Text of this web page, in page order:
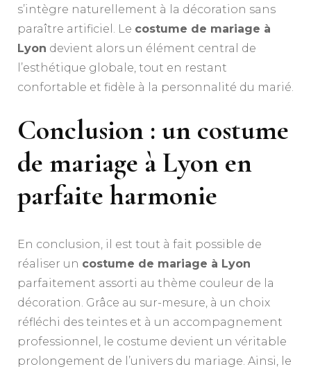
s’intègre naturellement à la décoration sans
paraître artificiel. Le costume de mariage à
Lyon devient alors un élément central de
l’esthétique globale, tout en restant
confortable et fidèle à la personnalité du marié.
Conclusion : un costume
de mariage à Lyon en
parfaite harmonie
En conclusion, il est tout à fait possible de
réaliser un costume de mariage à Lyon
parfaitement assorti au thème couleur de la
décoration. Grâce au sur-mesure, à un choix
réfléchi des teintes et à un accompagnement
professionnel, le costume devient un véritable
prolongement de l’univers du mariage. Ainsi, le